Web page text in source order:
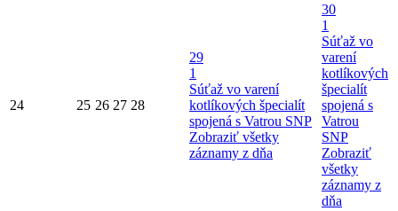
24 25 26 27 28
29
1
Súťaž vo varení
kotlíkových špecialít
spojená s Vatrou SNP
Zobraziť všetky
záznamy z dňa
30
1
Súťaž vo
varení
kotlíkových
špecialít
spojená s
Vatrou
SNP
Zobraziť
všetky
záznamy z
dňa